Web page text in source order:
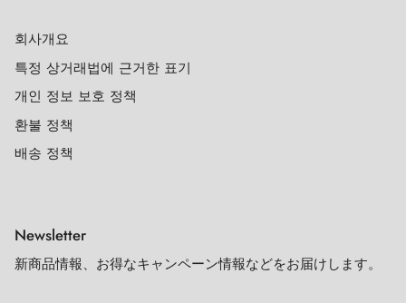
회사개요
특정 상거래법에 근거한 표기
개인 정보 보호 정책
환불 정책
배송 정책
Newsletter
新商品情報、お得なキャンペーン情報などをお届けします。